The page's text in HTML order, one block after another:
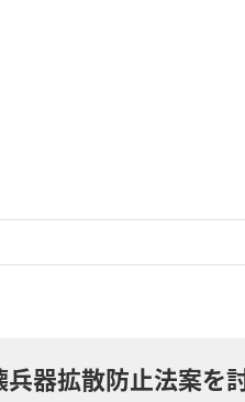
器拡散防止法案を